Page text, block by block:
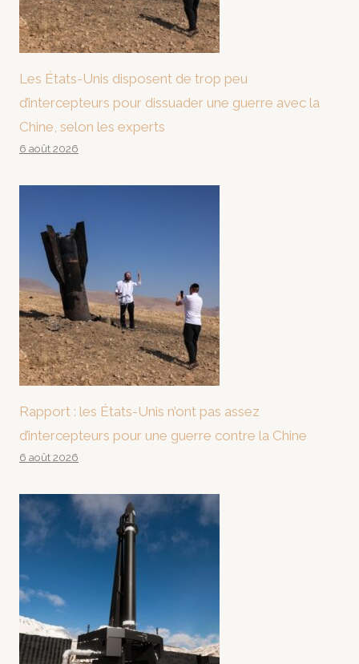
Les États-Unis disposent de trop peu
d’intercepteurs pour dissuader une guerre avec la
Chine, selon les experts
6 août 2026
Rapport : les États-Unis n’ont pas assez
d’intercepteurs pour une guerre contre la Chine
6 août 2026